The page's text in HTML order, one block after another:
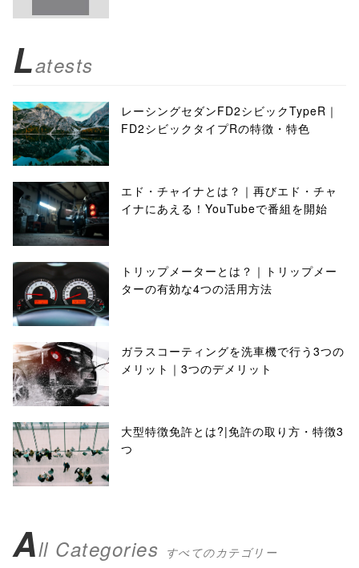
Latests
レーシングセダンFD2シビックTypeR｜
FD2シビックタイプRの特徴・特色
エド・チャイナとは？｜再びエド・チャ
イナにあえる！YouTubeで番組を開始
トリップメーターとは？｜トリップメー
ターの有効な4つの活用方法
ガラスコーティングを洗車機で行う3つの
メリット｜3つのデメリット
大型特徴免許とは?|免許の取り方・特徴3
つ
All Categories すべてのカテゴリー